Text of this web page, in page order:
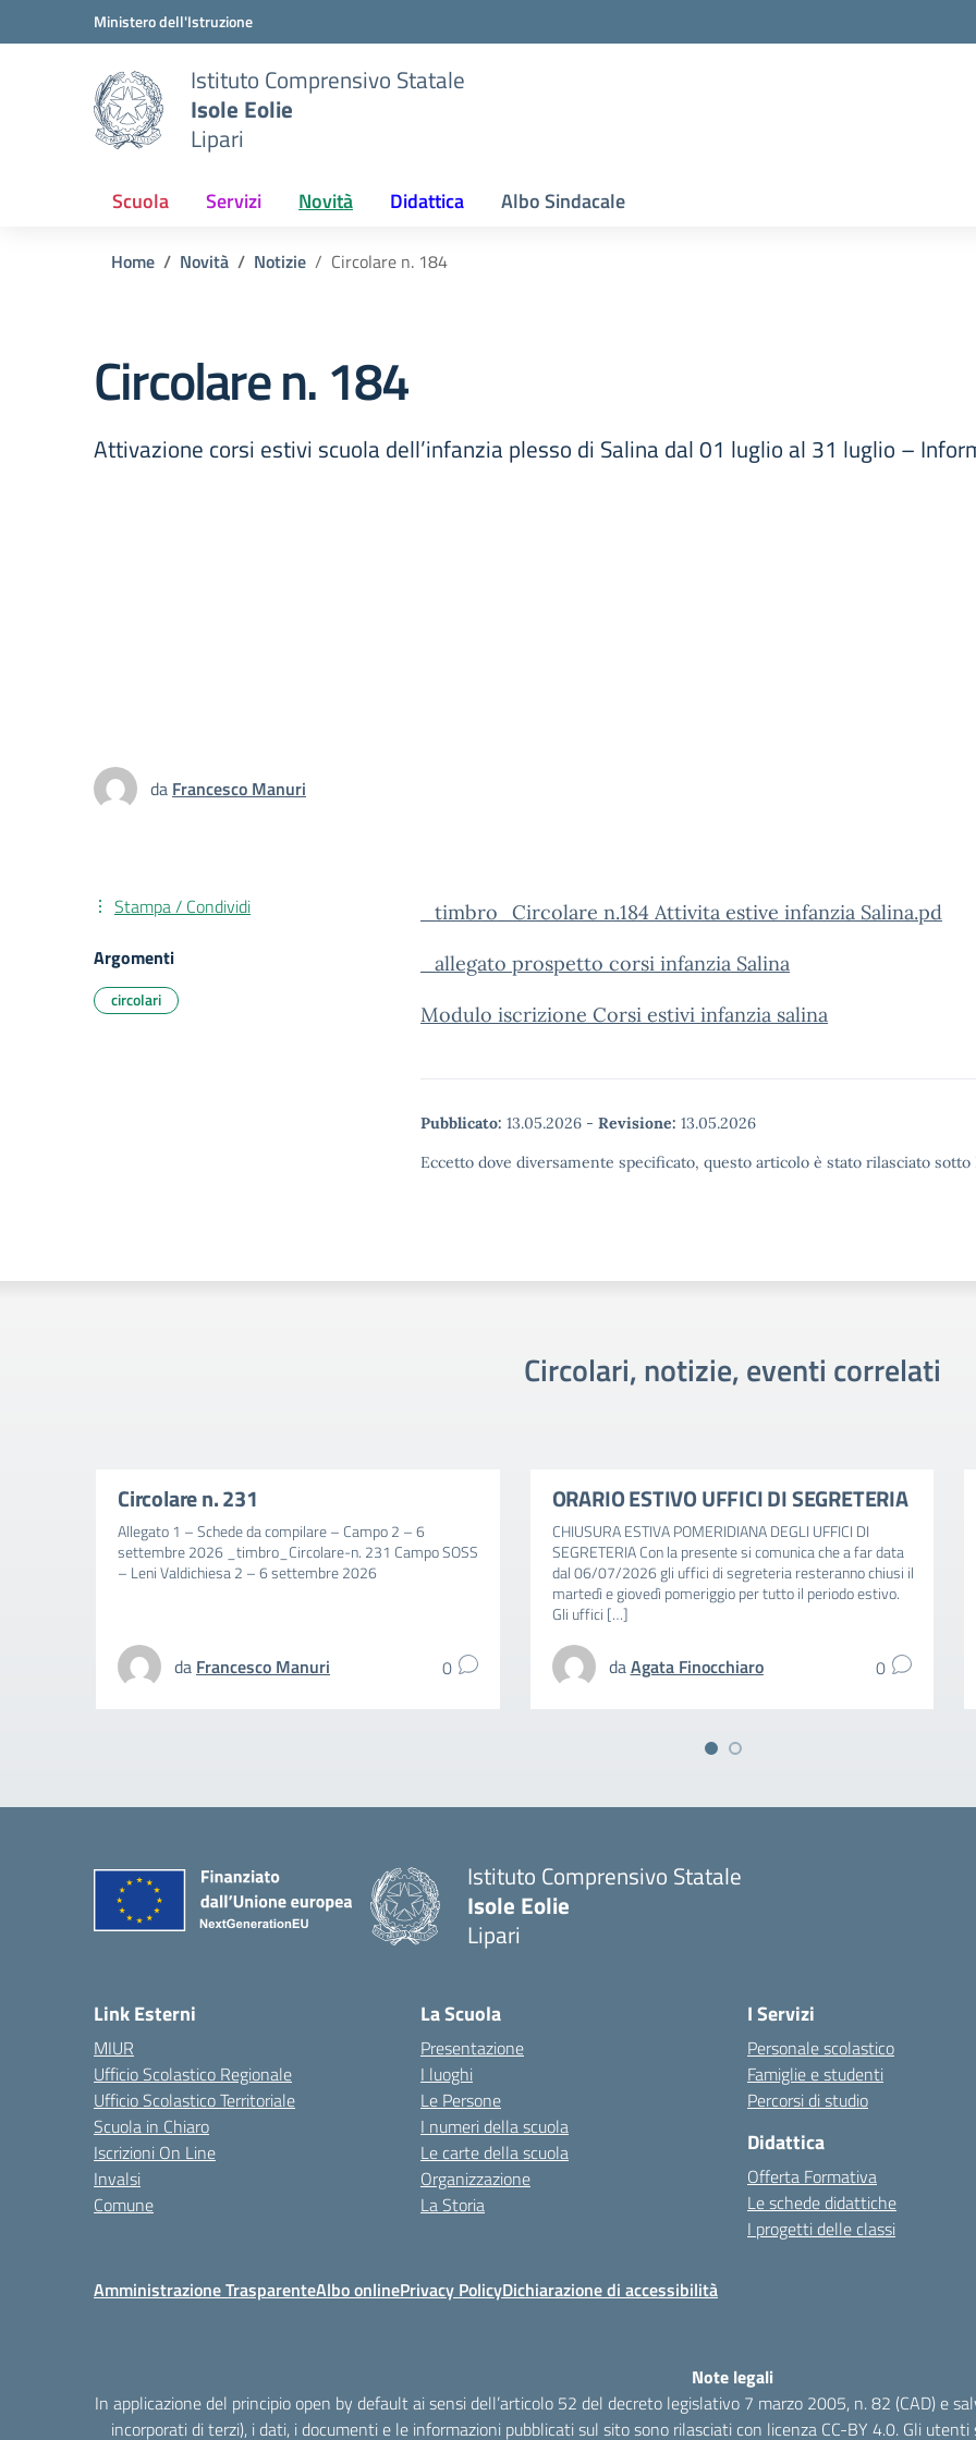
Vai ai contenuti
Vai al menu di navigazione
Ministero dell'Istruzione
Istituto Comprensivo Statale
Isole Eolie
Lipari
Scuola Servizi Novità Didattica Albo Sindacale
Home Novità Notizie Circolare n. 184
Circolare n. 184
Attivazione corsi estivi scuola dell’infanzia plesso di Salina dal 01 luglio al 31 luglio –
da Francesco Manuri
_timbro_Circolare n.184 Attivita estive infanzia Salina.pd
_allegato prospetto corsi infanzia Salina
Modulo iscrizione Corsi estivi infanzia salina
Pubblicato: 13.05.2026 - Revisione: 13.05.2026
Eccetto dove diversamente specificato, questo articolo è stato rilasciato
Stampa / Condividi
Argomenti
circolari
Circolari, notizie, eventi correlati
Circolare n. 231
Allegato 1 – Schede da compilare – Campo 2 – 6
settembre 2026 _timbro_Circolare-n. 231 Campo SOSS
– Leni Valdichiesa 2 – 6 settembre 2026
da Francesco Manuri 0
ORARIO ESTIVO UFFICI DI SEGRETERIA
CHIUSURA ESTIVA POMERIDIANA DEGLI UFFICI DI
SEGRETERIA Con la presente si comunica che a far data
dal 06/07/2026 gli uffici di segreteria resteranno chiusi il
martedì e giovedì pomeriggio per tutto il periodo estivo.
Gli uffici […]
daAgata Finocchiaro 0
Istituto Comprensivo Statale
Isole Eolie
Lipari
Link Esterni
MIUR
Ufficio Scolastico Regionale
Ufficio Scolastico Territoriale
Scuola in Chiaro
Iscrizioni On Line
Invalsi
Comune
La Scuola
Presentazione
I luoghi
Le Persone
I numeri della scuola
Le carte della scuola
Organizzazione
La Storia
I Servizi
Personale scolastico
Famiglie e studenti
Percorsi di studio
Didattica
Offerta Formativa
Le schede didattiche
I progetti delle classi
Amministrazione TrasparenteAlbo onlinePrivacy PolicyDichiarazione di accessibilità
Note legali
In applicazione del principio open by default ai sensi dell’articolo 52 del decreto legislativo 7 marzo 2005, n. 82 (CAD) e
incorporati di terzi), i dati, i documenti e le informazioni pubblicati sul sito sono rilasciati con licenza CC-BY 4.0. Gli